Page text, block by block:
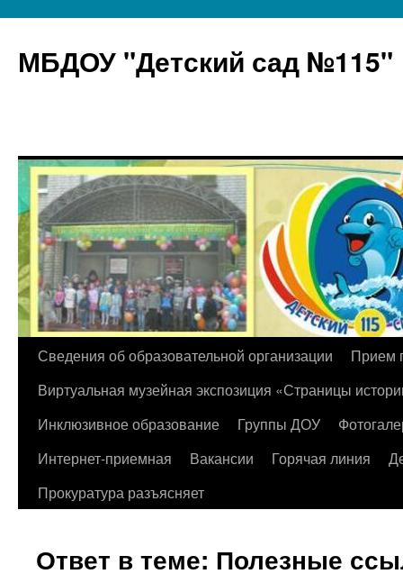
МБДОУ "Детский сад №115"
Перейти
содержимому
Сведения об образовательной организации
Прием
Виртуальная музейная экспозиция «Страницы
Инклюзивное образование
Группы ДОУ
Интернет-приемная
Вакансии Горячая линия
Прокуратура разъясняет
Ответ в теме: Полезные